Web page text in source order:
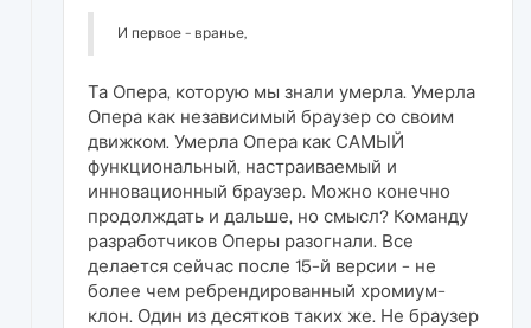
И первое - вранье,
Та Опера, которую мы знали умерла. Умерла
Опера как независимый браузер со своим
движком. Умерла Опера как САМЫЙ
функциональный, настраиваемый и
инновационный браузер. Можно конечно
продолждать и дальше, но смысл? Команду
разработчиков Оперы разогнали. Все
делается сейчас после 15-й версии - не
более чем ребрендированный хромиум-
клон. Один из десятков таких же. Не браузер